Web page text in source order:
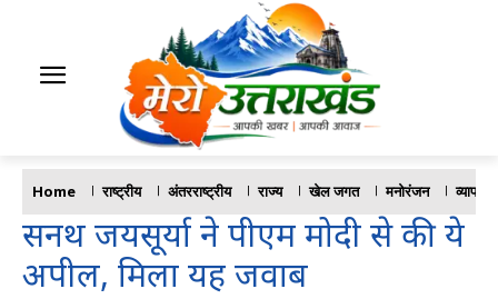
Home राष्ट्रीय अंतरराष्ट्रीय राज्य खेल जगत मनोरंजन व्यापार
सनथ जयसूर्या ने पीएम मोदी से की ये
अपील, मिला यह जवाब